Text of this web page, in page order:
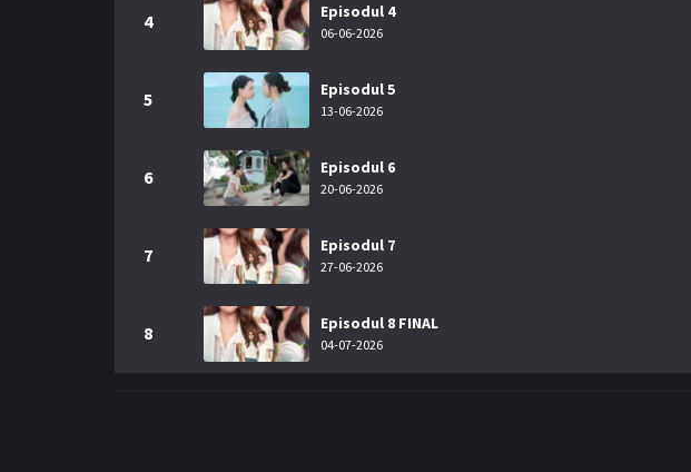
4 Episodul 4
06-06-2026
5 Episodul 5
13-06-2026
6 Episodul 6
20-06-2026
7 Episodul 7
27-06-2026
8 Episodul 8 FINAL
04-07-2026